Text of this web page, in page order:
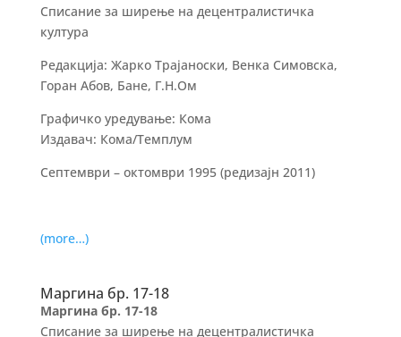
Списание за ширење на децентралистичка
култура
Редакција: Жарко Трајаноски, Венка Симовска,
Горан Абов, Бане, Г.Н.Ом
Графичко уредување: Кома
Издавач: Кома/Темплум
Септември – октомври 1995 (редизајн 2011)
(more…)
Маргина бр. 17-18
Маргина бр. 17-18
Списание за ширење на децентралистичка